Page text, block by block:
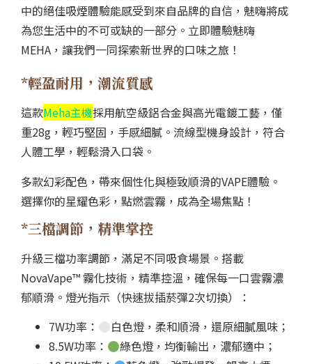
中的絕佳吸煙體驗能感受到來自品牌的自信，魅嗨將成
為您生活中的不可或缺的一部分。立即體驗魅嗨
MEHA，讓我們一同探索新世界的口味之旅！
*輕盈耐用，潮流質感
這款Meha主機採用航空級鋁合金與高光電鍍工藝，僅
重28g，輕巧堅固，手感細膩。流線型機身設計，符合
人體工學，輕鬆滑入口袋。
多款幻彩配色，帶來個性化與極致順滑的VAPE體驗。
選擇你的星耀色彩，點燃雲霧，成為全場焦點！
*三檔調節，精準掌控
升級三檔功率調節，滿足不同吸食場景。搭載
NovaVape™ 霧化技術，精準控溫，確保每一口雲霧濃
郁順滑。燈光指示（快速拔插菸彈2次切換）：
7W功率：
白色燈，柔和順滑，還原細膩風味；
8.5W功率：
綠色燈，均衡輸出，濃郁適中；